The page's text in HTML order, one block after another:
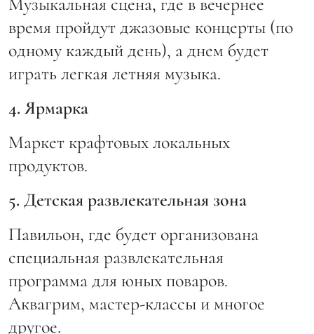
время пройдут джазовые концерты (по
одному каждый день), а днем будет
играть легкая летняя музыка.
4. Ярмарка
Маркет крафтовых локальных
продуктов.
5. Детская развлекательная зона
Павильон, где будет организована
специальная развлекательная
программа для юных поваров.
Аквагрим, мастер-классы и многое
другое.